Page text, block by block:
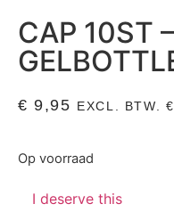
CAP 10ST
€ 9,95 EXCL. BTW. €
Op voorraad
I deserve this